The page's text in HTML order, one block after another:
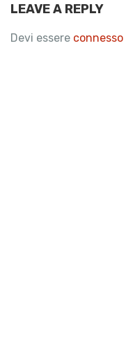
LEAVE A REPLY
Devi essere connesso